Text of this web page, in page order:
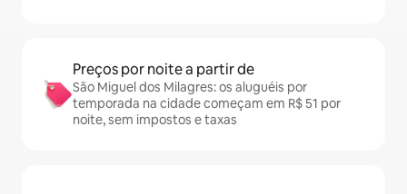
Preços por noite a partir de
São Miguel dos Milagres: os aluguéis por
temporada na cidade começam em R$ 51 por
noite, sem impostos e taxas